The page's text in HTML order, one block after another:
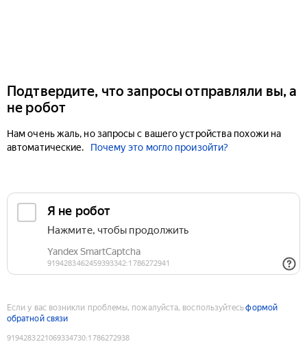
Подтвердите, что запросы отправляли вы, а
не робот
Нам очень жаль, но запросы с вашего устройства похожи на
автоматические.
Почему это могло произойти?
Если у вас возникли проблемы, пожалуйста, воспользуйтесьформой
обратной связи
9194283221069334730:1786272938